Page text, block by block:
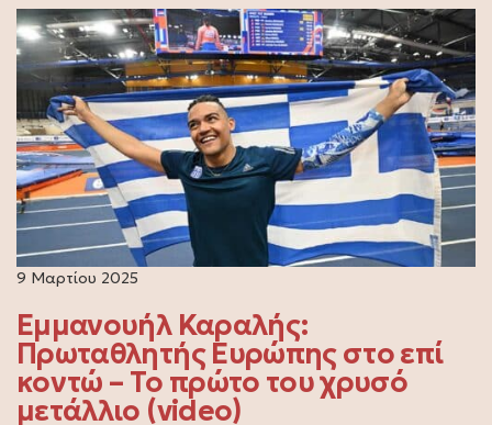
9 Μαρτίου 2025
Εμμανουήλ Καραλής:
Πρωταθλητής Ευρώπης στο επί
κοντώ – Το πρώτο του χρυσό
μετάλλιο (video)